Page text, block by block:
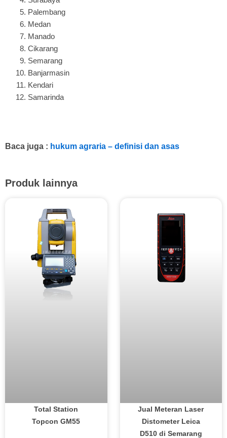
Palembang
Medan
Manado
Cikarang
Semarang
Banjarmasin
Kendari
Samarinda
Baca juga : hukum agraria – definisi dan asas
Produk lainnya
Total Station
Topcon GM55
Jual Meteran Laser
Distometer Leica
D510 di Semarang